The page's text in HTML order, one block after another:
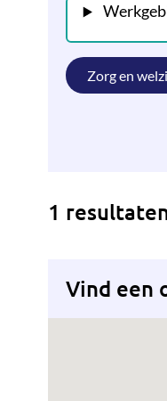
zorg en
1
Vind een